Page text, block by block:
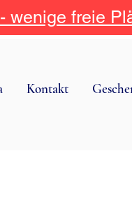
wenige freie
Kontakt